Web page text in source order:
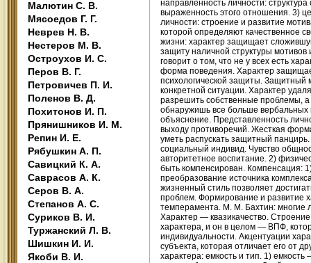
Малютин С. В.
Мясоедов Г. Г.
Неврев Н. В.
Нестеров М. В.
Остроухов И. С.
Перов В. Г.
Петровичев П. И.
Поленов В. Д.
Похитонов И. П.
Прянишников И. М.
Репин И. Е.
Рябушкин А. П.
Савицкий К. А.
Саврасов А. К.
Серов В. А.
Степанов А. С.
Суриков В. И.
Туржанский Л. В.
Шишкин И. И.
Якоби В. И.